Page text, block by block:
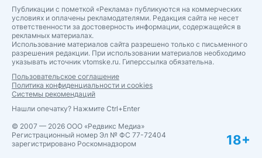
Публикации с пометкой «Реклама» публикуются на коммерческих
условиях и оплачены рекламодателями. Редакция сайта не несет
ответственности за достоверность информации, содержащейся в
рекламных материалах.
Использование материалов сайта разрешено только с письменного
разрешения редакции. При использовании материалов необходимо
указывать источник vtomske.ru. Гиперссылка обязательна.
Пользовательское соглашение
Политика конфиденциальности и cookies
Системы рекомендаций
Нашли опечатку? Нажмите Ctrl+Enter
© 2007 — 2026 ООО «Редвикс Медиа»
Регистрационный номер Эл № ФС 77-72404
зарегистрировано Роскомнадзором
18+